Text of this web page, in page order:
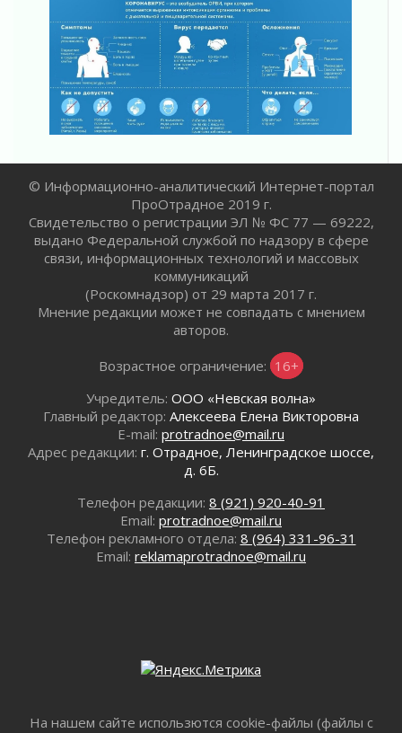
В Ленобласти открылась экспозиция к 150-
летию Билибина
01 августа 2026
Лето без гаджетов
01 августа 2026
Болезнь девственниц и вампиров
Безмолвный крик о помощи
01 августа 2026
В музей всей семьёй
01 августа 2026
Без заявлений и очередей
Не женское это дело...уверены?
01 августа 2026
01 августа 2026
Айда на пляж!
01 августа 2026
Один в поле — не воин
01 августа 2026
Пик топливного кризиса в регионе прошёл
31 июля 2026
О мужестве, долге и стойкости
31 июля 2026
Ленинградцы — бойцам «Барс-Ленинградец»
© Информационно-аналитический Интернет-портал
ПроОтрадное 2019 г.
Свидетельство о регистрации ЭЛ № ФС 77 — 69222,
выдано Федеральной службой по надзору в сфере
связи, информационных технологий и массовых
коммуникаций
(Роскомнадзор) от 29 марта 2017 г.
Мнение редакции может не совпадать с мнением
авторов.
Возрастное ограничение: 16+
Учредитель: ООО «Невская волна»
Главный редактор: Алексеева Елена Викторовна
E-mail: protradnoe@mail.ru
Адрес редакции: г. Отрадное, Ленинградское шоссе,
д. 6Б.
Телефон редакции: 8 (921) 920-40-91
Email: protradnoe@mail.ru
Телефон рекламного отдела: 8 (964) 331-96-31
Email: reklamaprotradnoe@mail.ru
На нашем сайте использются cookie-файлы (файлы с